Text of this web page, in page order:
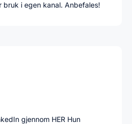
i egen kanal. Anbefales!
gjennom HER Hun